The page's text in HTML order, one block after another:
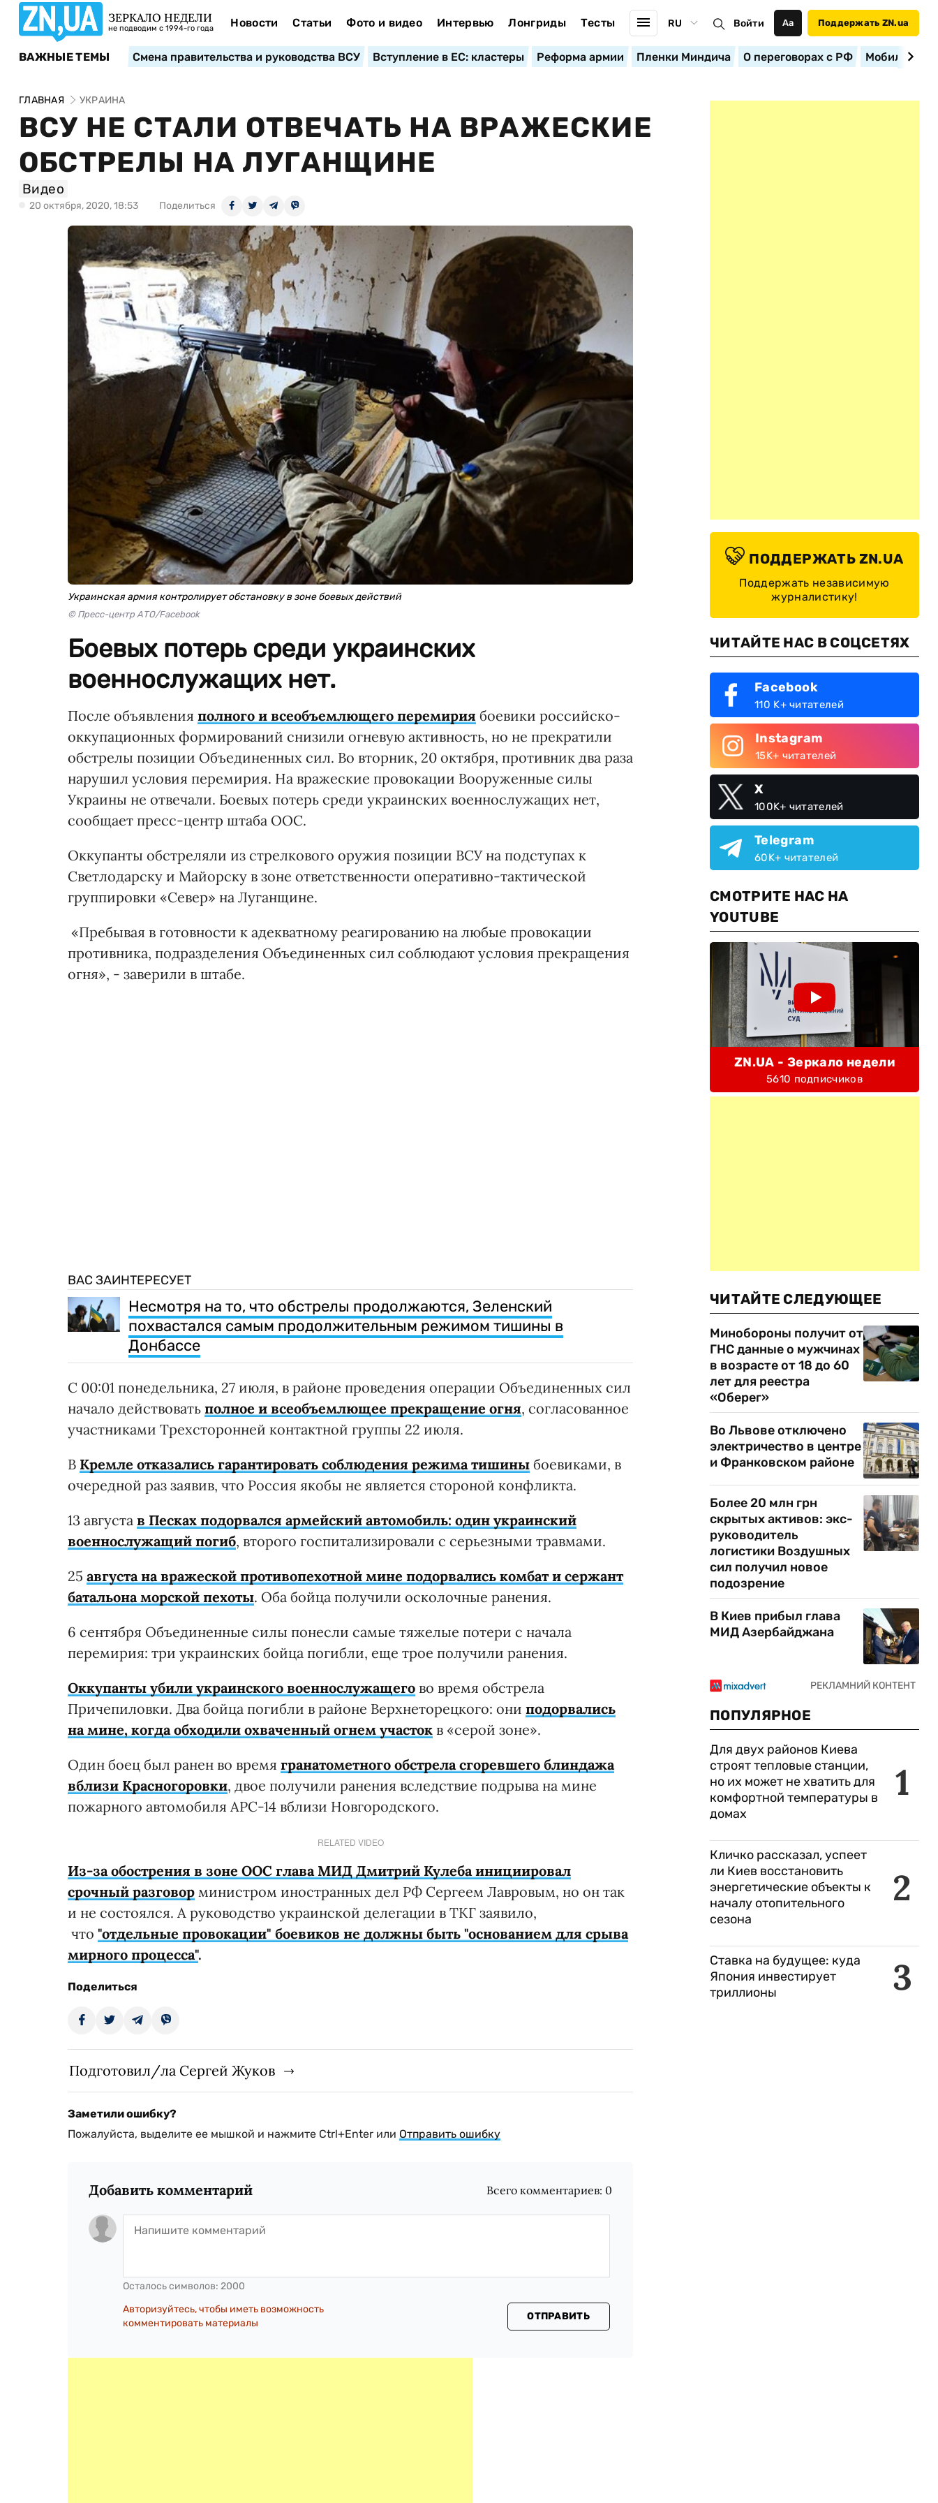
ЗЕРКАЛО НЕДЕЛИ
не подводим с 1994-го года Новости Статьи Фото и видео Интервью Лонгриды Тесты RU Войти Аа Поддержать ZN.ua
ВАЖНЫЕ ТЕМЫ Смена правительства и руководства ВСУ Вступление в ЕС: кластеры Реформа армии Пленки Миндича О переговорах с РФ
ГЛАВНАЯ УКРАИНА
ВСУ НЕ СТАЛИ ОТВЕЧАТЬ НА ВРАЖЕСКИЕ
ОБСТРЕЛЫ НА ЛУГАНЩИНЕ
Видео
20 октября, 2020, 18:53 Поделиться
Украинская армия контролирует обстановку в зоне боевых действий
© Пресс-центр АТО/Facebook
Боевых потерь среди украинских
военнослужащих нет.
После объявления полного и всеобъемлющего перемирия боевики российско-
оккупационных формирований снизили огневую активность, но не прекратили
обстрелы позиции Объединенных сил. Во вторник, 20 октября, противник два раза
нарушил условия перемирия. На вражеские провокации Вооруженные силы
Украины не отвечали. Боевых потерь среди украинских военнослужащих нет,
сообщает пресс-центр штаба ООС.
Оккупанты обстреляли из стрелкового оружия позиции ВСУ на подступах к
Светлодарску и Майорску в зоне ответственности оперативно-тактической
группировки «Север» на Луганщине.
«Пребывая в готовности к адекватному реагированию на любые провокации
противника, подразделения Объединенных сил соблюдают условия прекращения
огня», - заверили в штабе.
ВАС ЗАИНТЕРЕСУЕТ
Несмотря на то, что обстрелы продолжаются, Зеленский
похвастался самым продолжительным режимом тишины в
Донбассе
С 00:01 понедельника, 27 июля, в районе проведения операции Объединенных сил
начало действовать полное и всеобъемлющее прекращение огня, согласованное
участниками Трехсторонней контактной группы 22 июля.
В Кремле отказались гарантировать соблюдения режима тишины боевиками, в
очередной раз заявив, что Россия якобы не является стороной конфликта.
13 августа в Песках подорвался армейский автомобиль: один украинский
военнослужащий погиб, второго госпитализировали с серьезными травмами.
25 августа на вражеской противопехотной мине подорвались комбат и сержант
батальона морской пехоты. Оба бойца получили осколочные ранения.
6 сентября Объединенные силы понесли самые тяжелые потери с начала
перемирия: три украинских бойца погибли, еще трое получили ранения.
Оккупанты убили украинского военнослужащего во время обстрела
Причепиловки. Два бойца погибли в районе Верхнеторецкого: они подорвались
на мине, когда обходили охваченный огнем участок в «серой зоне».
Один боец был ранен во время гранатометного обстрела сгоревшего блиндажа
вблизи Красногоровки, двое получили ранения вследствие подрыва на мине
пожарного автомобиля АРС-14 вблизи Новгородского.
RELATED VIDEO
Из-за обострения в зоне ООС глава МИД Дмитрий Кулеба инициировал
срочный разговор министром иностранных дел РФ Сергеем Лавровым, но он так
и не состоялся. А руководство украинской делегации в ТКГ заявило,
что "отдельные провокации" боевиков не должны быть "основанием для срыва
мирного процесса".
Поделиться
Подготовил/ла Сергей Жуков
Заметили ошибку?
Пожалуйста, выделите ее мышкой и нажмите Ctrl+Enter или Отправить ошибку
Добавить комментарий Всего комментариев: 0
Осталось символов: 2000
Авторизуйтесь, чтобы иметь возможность
комментировать материалы
ОТПРАВИТЬ
ПОДДЕРЖАТЬ ZN.UA
Поддержать независимую
журналистику!
ЧИТАЙТЕ НАС В СОЦСЕТЯХ
Facebook
110 K+ читателей
Instagram
15K+ читателей
X
100K+ читателей
Telegram
60K+ читателей
СМОТРИТЕ НАС НА
YOUTUBE
ZN.UA - Зеркало недели
5610 подписчиков
ЧИТАЙТЕ СЛЕДУЮЩЕЕ
Минобороны получит от
ГНС данные о мужчинах
в возрасте от 18 до 60
лет для реестра
«Оберег»
Во Львове отключено
электричество в центре
и Франковском районе
Более 20 млн грн
скрытых активов: экс-
руководитель
логистики Воздушных
сил получил новое
подозрение
В Киев прибыл глава
МИД Азербайджана
ПОПУЛЯРНОЕ
1
Для двух районов Киева
строят тепловые станции,
но их может не хватить для
комфортной температуры в
домах
2
Кличко рассказал, успеет
ли Киев восстановить
энергетические объекты к
началу отопительного
сезона
3
Ставка на будущее: куда
Япония инвестирует
триллионы